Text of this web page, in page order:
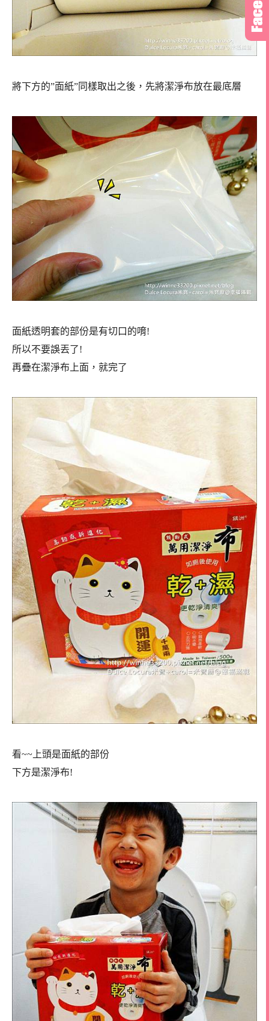
將下方的”面紙”同樣取出之後，先將潔淨布放在最底層
面紙透明套的部份是有切口的唷!
所以不要誤丟了!
再疊在潔淨布上面，就完了
看~~上頭是面紙的部份
下方是潔淨布!